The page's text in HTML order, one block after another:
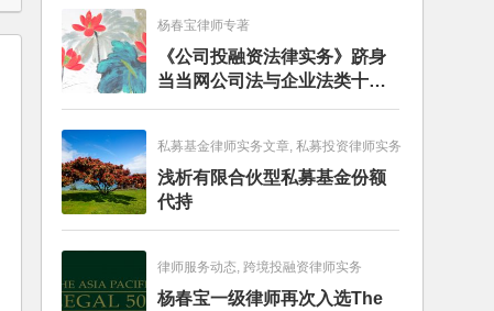
杨春宝律师专著
《公司投融资法律实务》跻身
当当网公司法与企业法类十大
畅销图书榜
私募基金律师实务文章, 私募投资律师实务
浅析有限合伙型私募基金份额
代持
律师服务动态, 跨境投融资律师实务
杨春宝一级律师再次入选The